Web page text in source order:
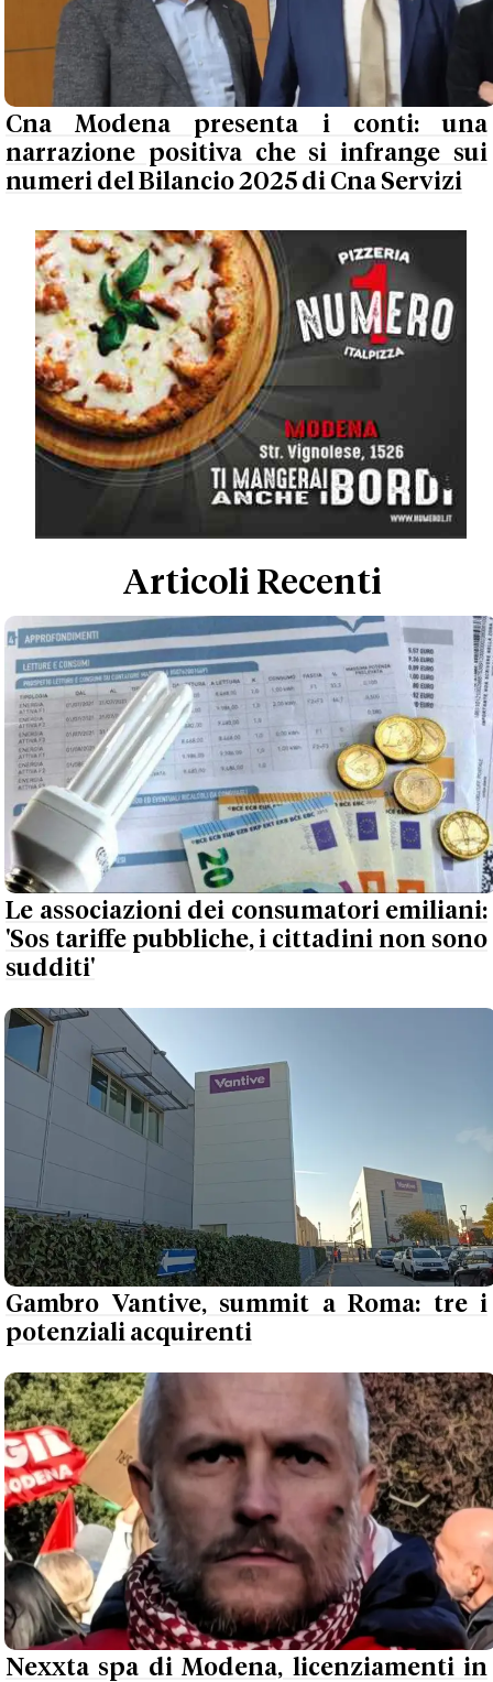
Cna Modena presenta i conti: una
narrazione positiva che si infrange sui
numeri del Bilancio 2025 di Cna Servizi
Articoli Recenti
Le associazioni dei consumatori emiliani:
'Sos tariffe pubbliche, i cittadini non sono
sudditi'
Gambro Vantive, summit a Roma: tre i
potenziali acquirenti
Nexxta spa di Modena, licenziamenti in